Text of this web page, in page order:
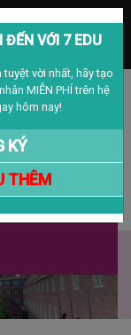
NAM
of
ĐẾN VỚI 7 EDU
vời nhất, hãy tạo
MIỄN PHÍ trên hệ
hôm nay!
KÝ
THÊM